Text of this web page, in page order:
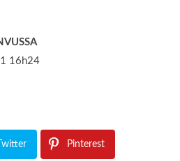
16h24
Twitter Pinterest